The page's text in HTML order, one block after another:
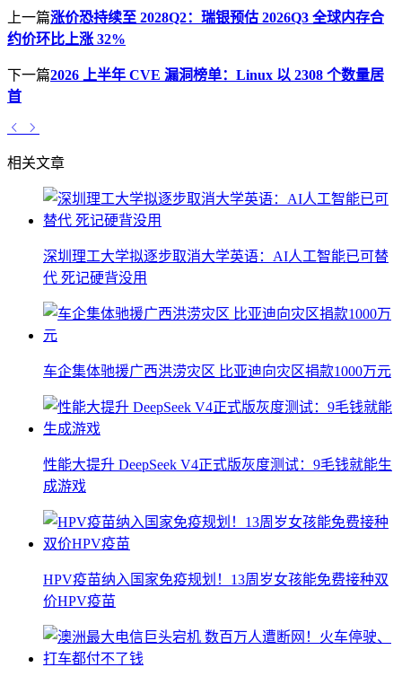
上一篇涨价恐持续至 2028Q2：瑞银预估 2026Q3 全球内存合
约价环比上涨 32%
下一篇2026 上半年 CVE 漏洞榜单：Linux 以 2308 个数量居
首
相关文章
深圳理工大学拟逐步取消大学英语：AI人工智能已可替
代 死记硬背没用
车企集体驰援广西洪涝灾区 比亚迪向灾区捐款1000万元
性能大提升 DeepSeek V4正式版灰度测试：9毛钱就能生
成游戏
HPV疫苗纳入国家免疫规划！13周岁女孩能免费接种双
价HPV疫苗